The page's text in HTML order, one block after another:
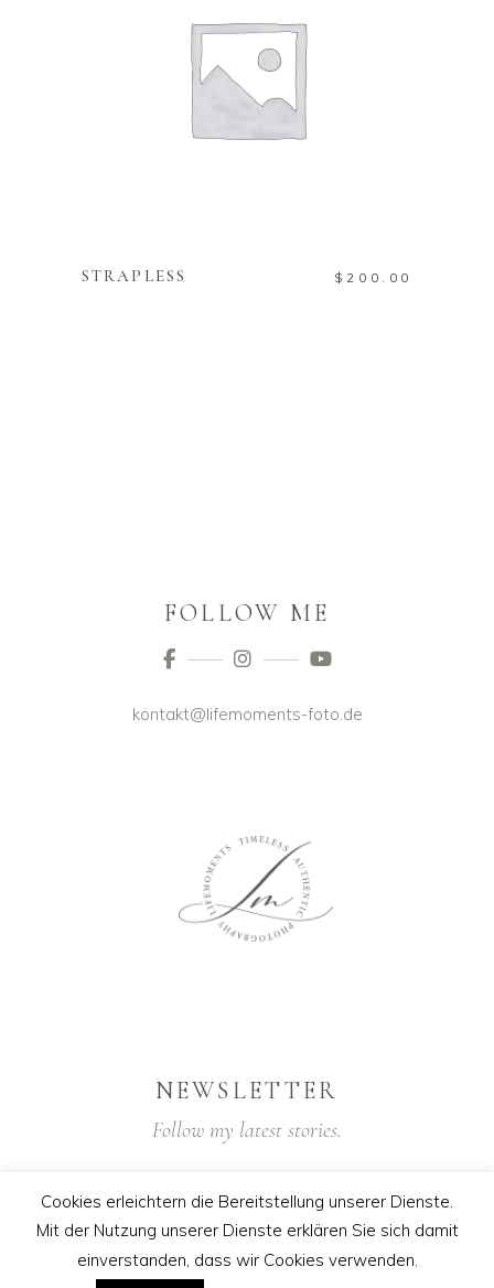
STRAPLESS $ 200.00
FOLLOW ME
kontakt@lifemoments-foto.de
NEWSLETTER
Follow my latest stories.
Cookies erleichtern die Bereitstellung unserer Dienste.
Mit der Nutzung unserer Dienste erklären Sie sich damit
einverstanden, dass wir Cookies verwenden.